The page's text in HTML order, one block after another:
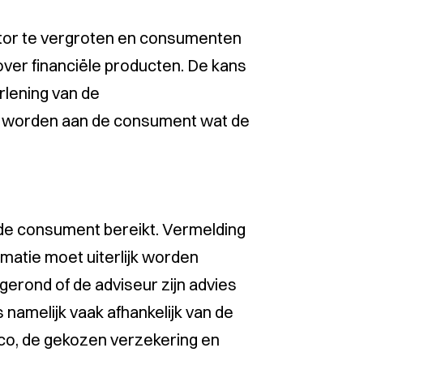
te vergroten en consumenten
financiële producten. De kans
van de
aan de consument wat de
consument bereikt. Vermelding
moet uiterlijk worden
of de adviseur zijn advies
vaak afhankelijk van de
de gekozen verzekering en